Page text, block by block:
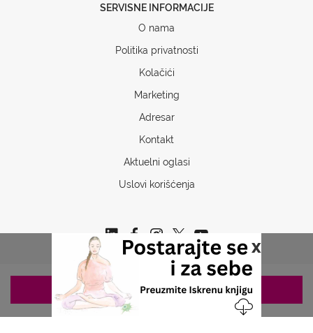
x
SERVISNE INFORMACIJE
O nama
Politika privatnosti
Kolačići
Marketing
Adresar
Kontakt
Aktuelni oglasi
Uslovi korišćenja
Copyrights © 2026 Sva prava www.stetoskop.info
ZAKAZIVANJE 063/687-460